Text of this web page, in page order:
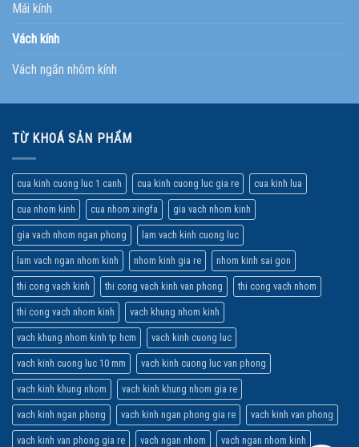
Mái kính
Vách kính
Vách ngăn nhôm kính
TỪ KHOÁ SẢN PHẨM
cua kinh cuong luc 1 canh cua kinh cuong luc gia re cua kinh lua
cua nhom kinh cua nhom xingfa gia vach nhom kinh
gia vach nhom ngan phong lam vach kinh cuong luc
lam vach ngan nhom kinh nhom kinh gia re nhom kinh sai gon
thi cong vach kinh thi cong vach kinh van phong thi cong vach nhom
thi cong vach nhom kinh vach khung nhom kinh
vach khung nhom kinh tp hcm vach kinh cuong luc
vach kinh cuong luc 10 mm vach kinh cuong luc van phong
vach kinh khung nhom vach kinh khung nhom gia re
vach kinh ngan phong vach kinh ngan phong gia re vach kinh van phong
vach kinh van phong gia re vach ngan nhom vach ngan nhom kinh